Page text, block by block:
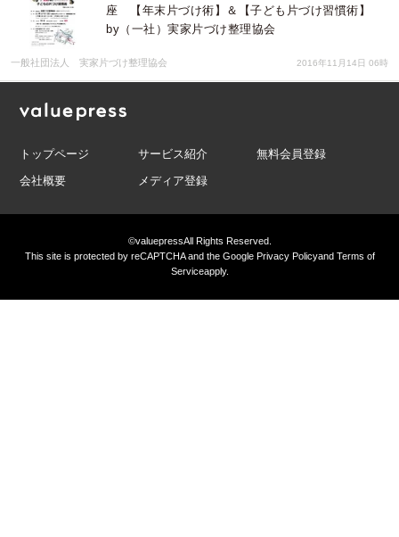
座 【年末片づけ術】＆【子ども片づけ習慣術】
by（一社）実家片づけ整理協会
一般社団法人 実家片づけ整理協会 2016年11月14日 06時
トップページ サービス紹介
無料会員登録
会社概要
メディア登録
©valuepressAll Rights Reserved.
This site is protected by reCAPTCHA and the GooglePrivacy Policyand Terms of
Serviceapply.